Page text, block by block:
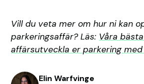
Vill du veta mer om hur ni kan
parkeringsaffär? Läs: Våra
affärsutveckla er parkering
Elin Warfvinge